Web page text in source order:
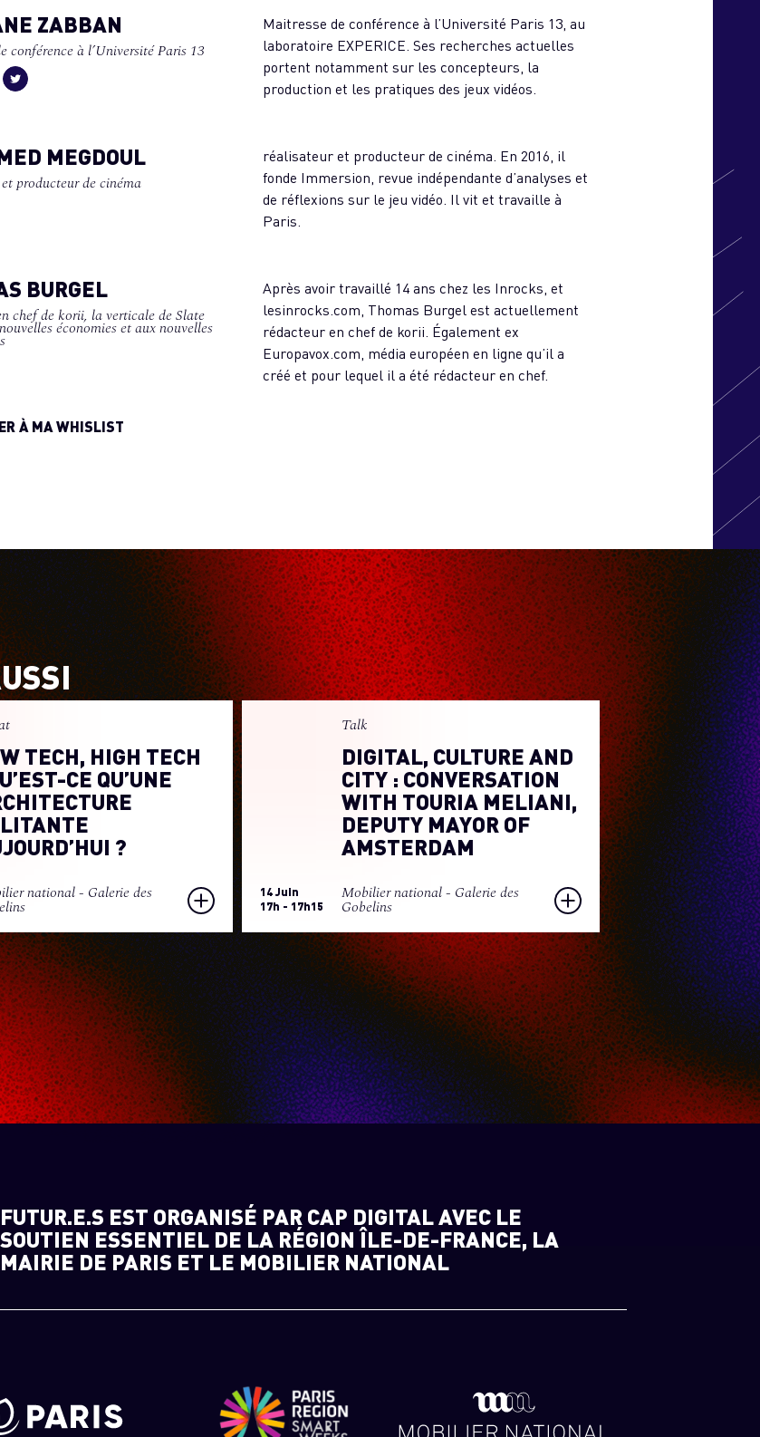
ZABBAN
conférence à l’Université Paris 13
Maitresse de conférence à l’Université Paris 13, au
laboratoire EXPERICE. Ses recherches actuelles
portent notamment sur les concepteurs, la
production et les pratiques des jeux vidéos.
MEGDOUL
producteur de cinéma
réalisateur et producteur de cinéma. En 2016, il
fonde Immersion, revue indépendante d’analyses et
de réflexions sur le jeu vidéo. Il vit et travaille à
Paris.
BURGEL
chef de korii, la verticale de Slate
économies et aux nouvelles
Après avoir travaillé 14 ans chez les Inrocks, et
lesinrocks.com, Thomas Burgel est actuellement
rédacteur en chef de korii. Également ex
Europavox.com, média européen en ligne qu’il a
créé et pour lequel il a été rédacteur en chef.
À MA WHISLIST
TECH, HIGH TECH
CE QU’UNE
?
national - Galerie des
Talk
DIGITAL, CULTURE AND
CITY : CONVERSATION
WITH TOURIA MELIANI,
DEPUTY MAYOR OF
AMSTERDAM
14 Juin
17h - 17h15
Mobilier national - Galerie des
Gobelins
FUTUR.E.S EST ORGANISÉ PAR CAP DIGITAL AVEC LE
SOUTIEN ESSENTIEL DE LA RÉGION ÎLE-DE-FRANCE, LA
MAIRIE DE PARIS ET LE MOBILIER NATIONAL